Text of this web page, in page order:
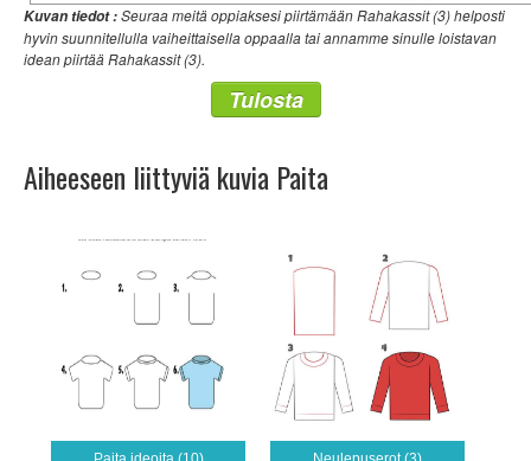
Kuvan tiedot :Seuraa meitä oppiaksesi piirtämään Rahakassit (3) helposti
hyvin suunnitellulla vaiheittaisella oppaalla tai annamme sinulle loistavan
idean piirtää Rahakassit (3).
Tulosta
Aiheeseen liittyviä kuvia Paita